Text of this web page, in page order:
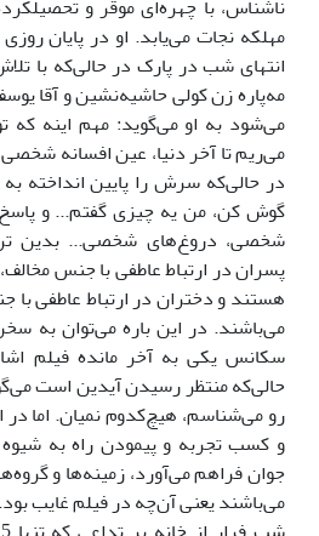
ناشناس، با چهره‌ای موقر و
مهلکه نجات می‌یابد. او در پایان
انتهای شب در پارک در حالی‌که با
مه‌پاره زن کولی حاشیه‌نشین و آقا
می‌شود به او می‌گوید: مهم اینه که تو
می‌ریم تا آخر دنیا، عین افسانه
در حالی‌که سرش را پایین انداخته
گوش کن، من یه چیزی گفتم... و پاسخ
شخصی، دروغ‌های شخصی... بدین
پسران در ارتباط عاطفی با جنس
هستند و دختران در ارتباط عاطفی با
می‌باشند. در این باره می‌توان به
سکانس یکی به آخر مانده فیلم
حالی‌که منتظر رسیدن آیدین است
رو می‌شناسم، هیچ‌کدوم نمیان. اما
و کسب تجربه و پیمودن راه به
جوان فراهم می‌آورد، زمینه‌ها و
می‌باشند یعنی آن‌چه در فیلم غایب